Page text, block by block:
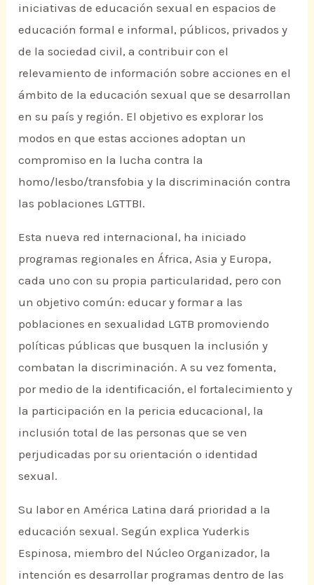
iniciativas de educación sexual en espacios de
educación formal e informal, públicos, privados y
de la sociedad civil, a contribuir con el
relevamiento de información sobre acciones en el
ámbito de la educación sexual que se desarrollan
en su país y región. El objetivo es explorar los
modos en que estas acciones adoptan un
compromiso en la lucha contra la
homo/lesbo/transfobia y la discriminación contra
las poblaciones LGTTBI.
Esta nueva red internacional, ha iniciado
programas regionales en África, Asia y Europa,
cada uno con su propia particularidad, pero con
un objetivo común: educar y formar a las
poblaciones en sexualidad LGTB promoviendo
políticas públicas que busquen la inclusión y
combatan la discriminación. A su vez fomenta,
por medio de la identificación, el fortalecimiento y
la participación en la pericia educacional, la
inclusión total de las personas que se ven
perjudicadas por su orientación o identidad
sexual.
Su labor en América Latina dará prioridad a la
educación sexual. Según explica Yuderkis
Espinosa, miembro del Núcleo Organizador, la
intención es desarrollar programas dentro de las